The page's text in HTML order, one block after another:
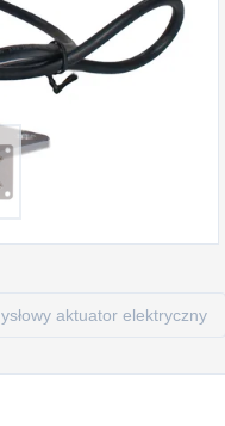
aktuator elektryczny